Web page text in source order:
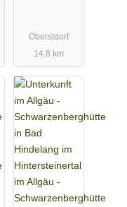
Oberstdorf
14.8 km